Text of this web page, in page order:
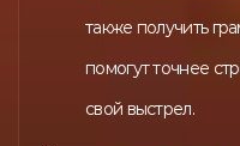
также получить
помогут точнее
свой выстрел.